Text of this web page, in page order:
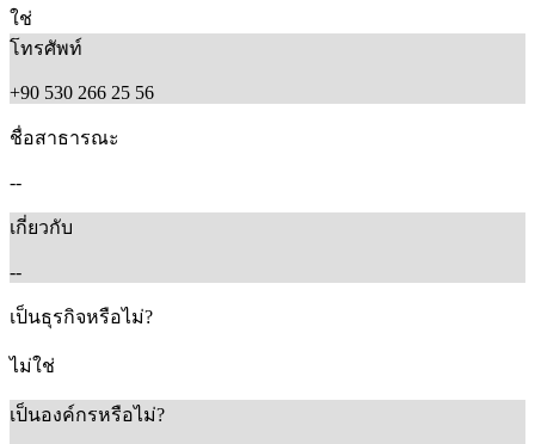
ใช่
โทรศัพท์
+90 530 266 25 56
ชื่อสาธารณะ
--
เกี่ยวกับ
--
เป็นธุรกิจหรือไม่?
ไม่ใช่
เป็นองค์กรหรือไม่?